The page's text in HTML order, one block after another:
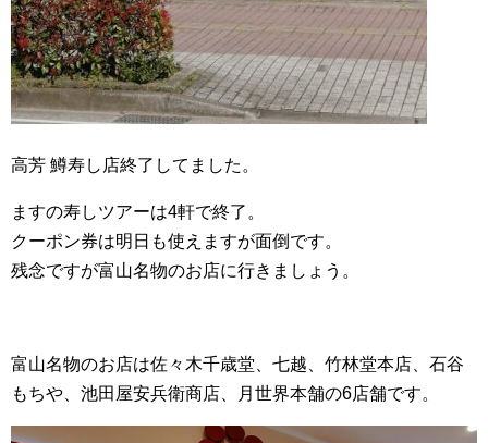
高芳 鱒寿し店終了してました。
ますの寿しツアーは4軒で終了。
クーポン券は明日も使えますが面倒です。
残念ですが富山名物のお店に行きましょう。
富山名物のお店は佐々木千歳堂、七越、竹林堂本店、石谷
もちや、池田屋安兵衛商店、月世界本舗の6店舗です。